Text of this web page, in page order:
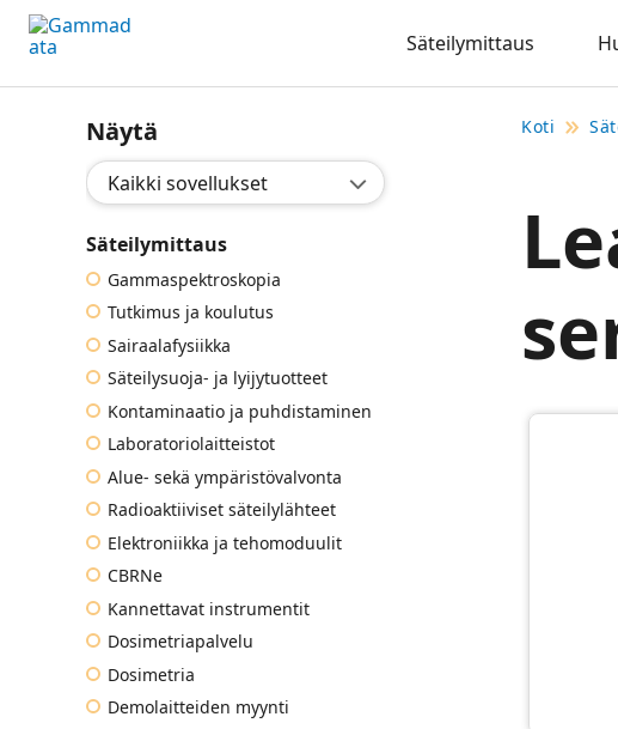
Siirry
pääsisältöönt
Säteilymittaus
Näytä
Valitse sovellus:
Säteilymittaus
Gammaspektroskopia
Tutkimus ja koulutus
Sairaalafysiikka
Säteilysuoja- ja lyijytuotteet
Kontaminaatio ja puhdistaminen
Laboratoriolaitteistot
Alue- sekä ympäristövalvonta
Radioaktiiviset säteilylähteet
Elektroniikka ja tehomoduulit
CBRNe
Kannettavat instrumentit
Dosimetriapalvelu
Dosimetria
Demolaitteiden myynti
Koti